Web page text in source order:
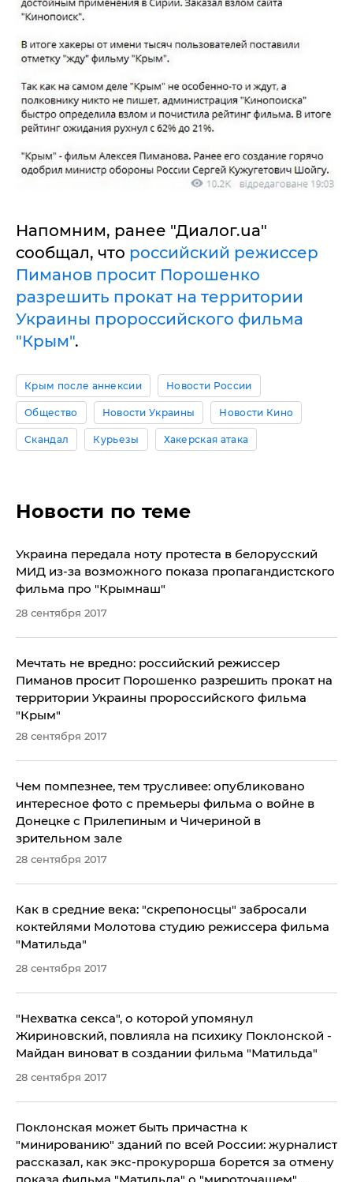
Напомним, ранее "Диалог.ua"
сообщал, что российский режиссер
Пиманов просит Порошенко
разрешить прокат на территории
Украины пророссийского фильма
"Крым".
Крым после аннексии Новости России
Общество Новости Украины Новости Кино
Скандал Курьезы Хакерская атака
Новости по теме
Украина передала ноту протеста в белорусский
МИД из-за возможного показа пропагандистского
фильма про "Крымнаш"
28 сентября 2017
Мечтать не вредно: российский режиссер
Пиманов просит Порошенко разрешить прокат на
территории Украины пророссийского фильма
"Крым"
28 сентября 2017
Чем помпезнее, тем трусливее: опубликовано
интересное фото с премьеры фильма о войне в
Донецке с Прилепиным и Чичериной в
зрительном зале
28 сентября 2017
Как в средние века: "скрепоносцы" забросали
коктейлями Молотова студию режиссера фильма
"Матильда"
28 сентября 2017
"Нехватка секса", о которой упомянул
Жириновский, повлияла на психику Поклонской -
Майдан виноват в создании фильма "Матильда"
28 сентября 2017
Поклонская может быть причастна к
"минированию" зданий по всей России: журналист
рассказал, как экс-прокурорша борется за отмену
показа фильма "Матильда" о "мироточащем"